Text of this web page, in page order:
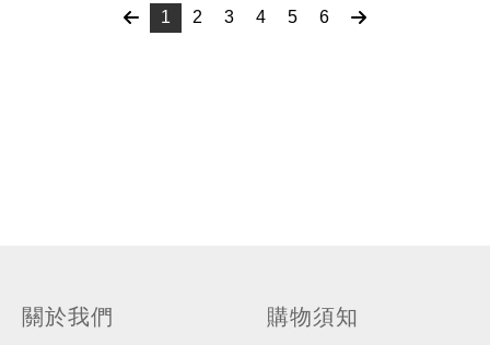
1 2 3 4 5 6
關於我們 購物須知